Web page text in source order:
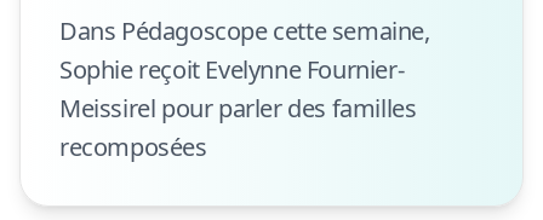
Dans Pédagoscope cette semaine,
Sophie reçoit Evelynne Fournier-
Meissirel pour parler des familles
recomposées